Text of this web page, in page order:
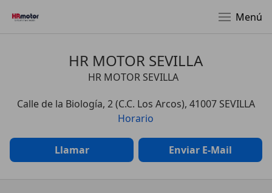
Menú
HR MOTOR SEVILLA
HR MOTOR SEVILLA
Calle de la Biología, 2 (C.C. Los Arcos), 41007 SEVILLA
Horario
Llamar Enviar E-Mail